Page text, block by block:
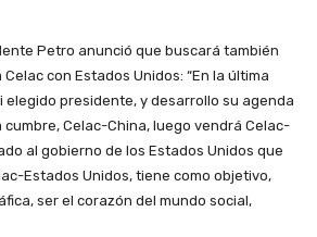
Petro anunció que buscará también
con Estados Unidos: “En la última
elegido presidente, y desarrollo su agenda
Celac-China, luego vendrá Celac-
al gobierno de los Estados Unidos que
Estados Unidos, tiene como objetivo,
ser el corazón del mundo social,